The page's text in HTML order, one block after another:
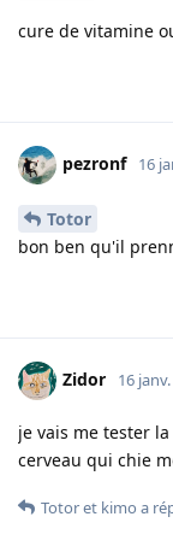
cure de vitamine
pezronf 16
Totor
bon ben qu'il
Zidor 16
je vais me tester
cerveau qui chie
Totoret kimo a